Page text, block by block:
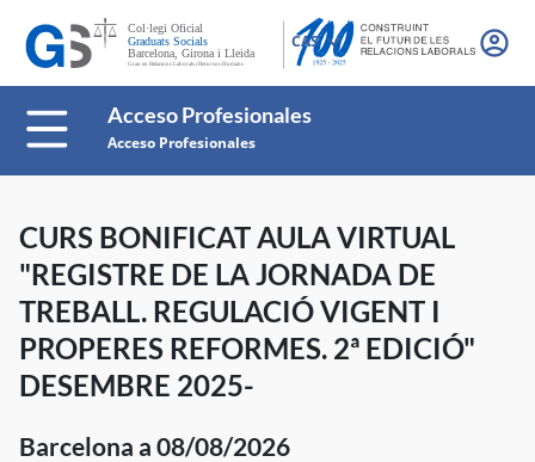
CAS
Acceso Profesionales
Acceso Profesionales
CURS BONIFICAT AULA VIRTUAL
"REGISTRE DE LA JORNADA DE
TREBALL. REGULACIÓ VIGENT I
PROPERES REFORMES. 2ª EDICIÓ"
DESEMBRE 2025-
Barcelona a 08/08/2026